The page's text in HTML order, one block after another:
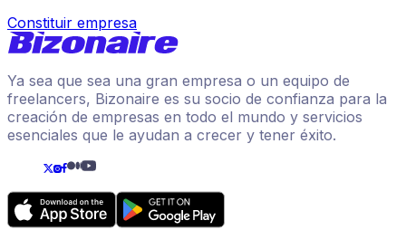
Constituir empresa
Ya sea que sea una gran empresa o un equipo de
freelancers, Bizonaire es su socio de confianza para la
creación de empresas en todo el mundo y servicios
esenciales que le ayudan a crecer y tener éxito.